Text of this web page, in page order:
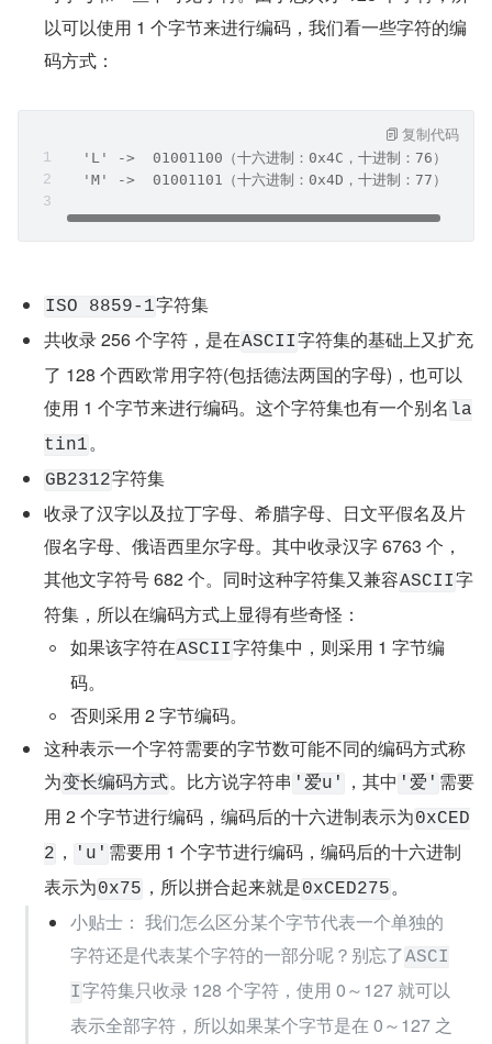
以可以使用 1 个字节来进行编码，我们看一些字符的编
码方式：
  'L' ->  01001100（十六进制：0x4C，十进制：76）
  'M' ->  01001101（十六进制：0x4D，十进制：77）
复制代码
ISO 8859-1字符集
共收录 256 个字符，是在ASCII字符集的基础上又扩充
了 128 个西欧常用字符(包括德法两国的字母)，也可以
使用 1 个字节来进行编码。这个字符集也有一个别名 la
tin1。
GB2312字符集
收录了汉字以及拉丁字母、希腊字母、日文平假名及片
假名字母、俄语西里尔字母。其中收录汉字 6763 个，
其他文字符号 682 个。同时这种字符集又兼容ASCII字
符集，所以在编码方式上显得有些奇怪：
如果该字符在ASCII字符集中，则采用 1 字节编
码。
否则采用 2 字节编码。
这种表示一个字符需要的字节数可能不同的编码方式称
为变长编码方式。比方说字符串 '爱u' ，其中 '爱' 需要
用 2 个字节进行编码，编码后的十六进制表示为0xCED
2 ， 'u' 需要用 1 个字节进行编码，编码后的十六进制
表示为0x75 ，所以拼合起来就是0xCED275。
小贴士： 我们怎么区分某个字节代表一个单独的
字符还是代表某个字符的一部分呢？别忘了ASCI
I字符集只收录 128 个字符，使用 0～127 就可以
表示全部字符，所以如果某个字节是在 0～127 之